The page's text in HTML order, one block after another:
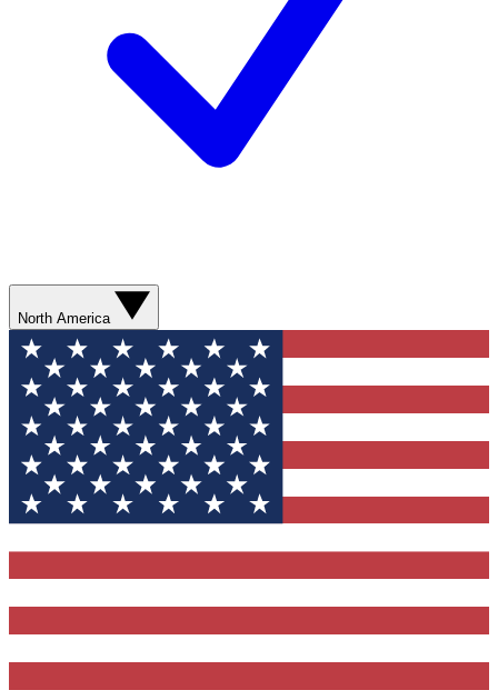
North America